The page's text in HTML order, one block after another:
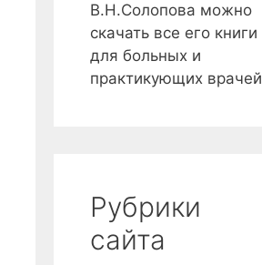
В.Н.Солопова можно
скачать все его книги
для больных и
практикующих врачей
Рубрики
сайта